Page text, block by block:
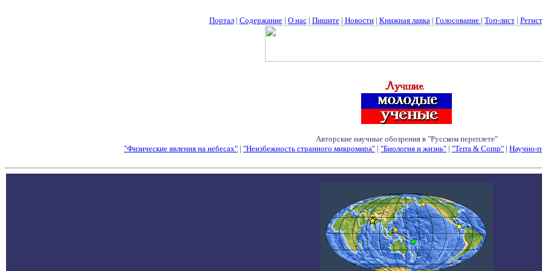
Портал| Содержание| О нас| Пишите| Новости| Книжная лавка| Голосование | Топ-лист|
Авторские научные обозрения в "Русском переплете"
"Физические явления на небесах" | "Неизбежность странного микромира" | "Биология и жизнь" | "Terra & Comp" | Научно-